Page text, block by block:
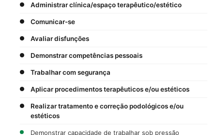
Administrar clínica/espaço terapêutico/estético
Comunicar-se
Avaliar disfunções
Demonstrar competências pessoais
Trabalhar com segurança
Aplicar procedimentos terapêuticos e/ou estéticos
Realizar tratamento e correção podológicos e/ou
estéticos
Demonstrar capacidade de trabalhar sob pressão